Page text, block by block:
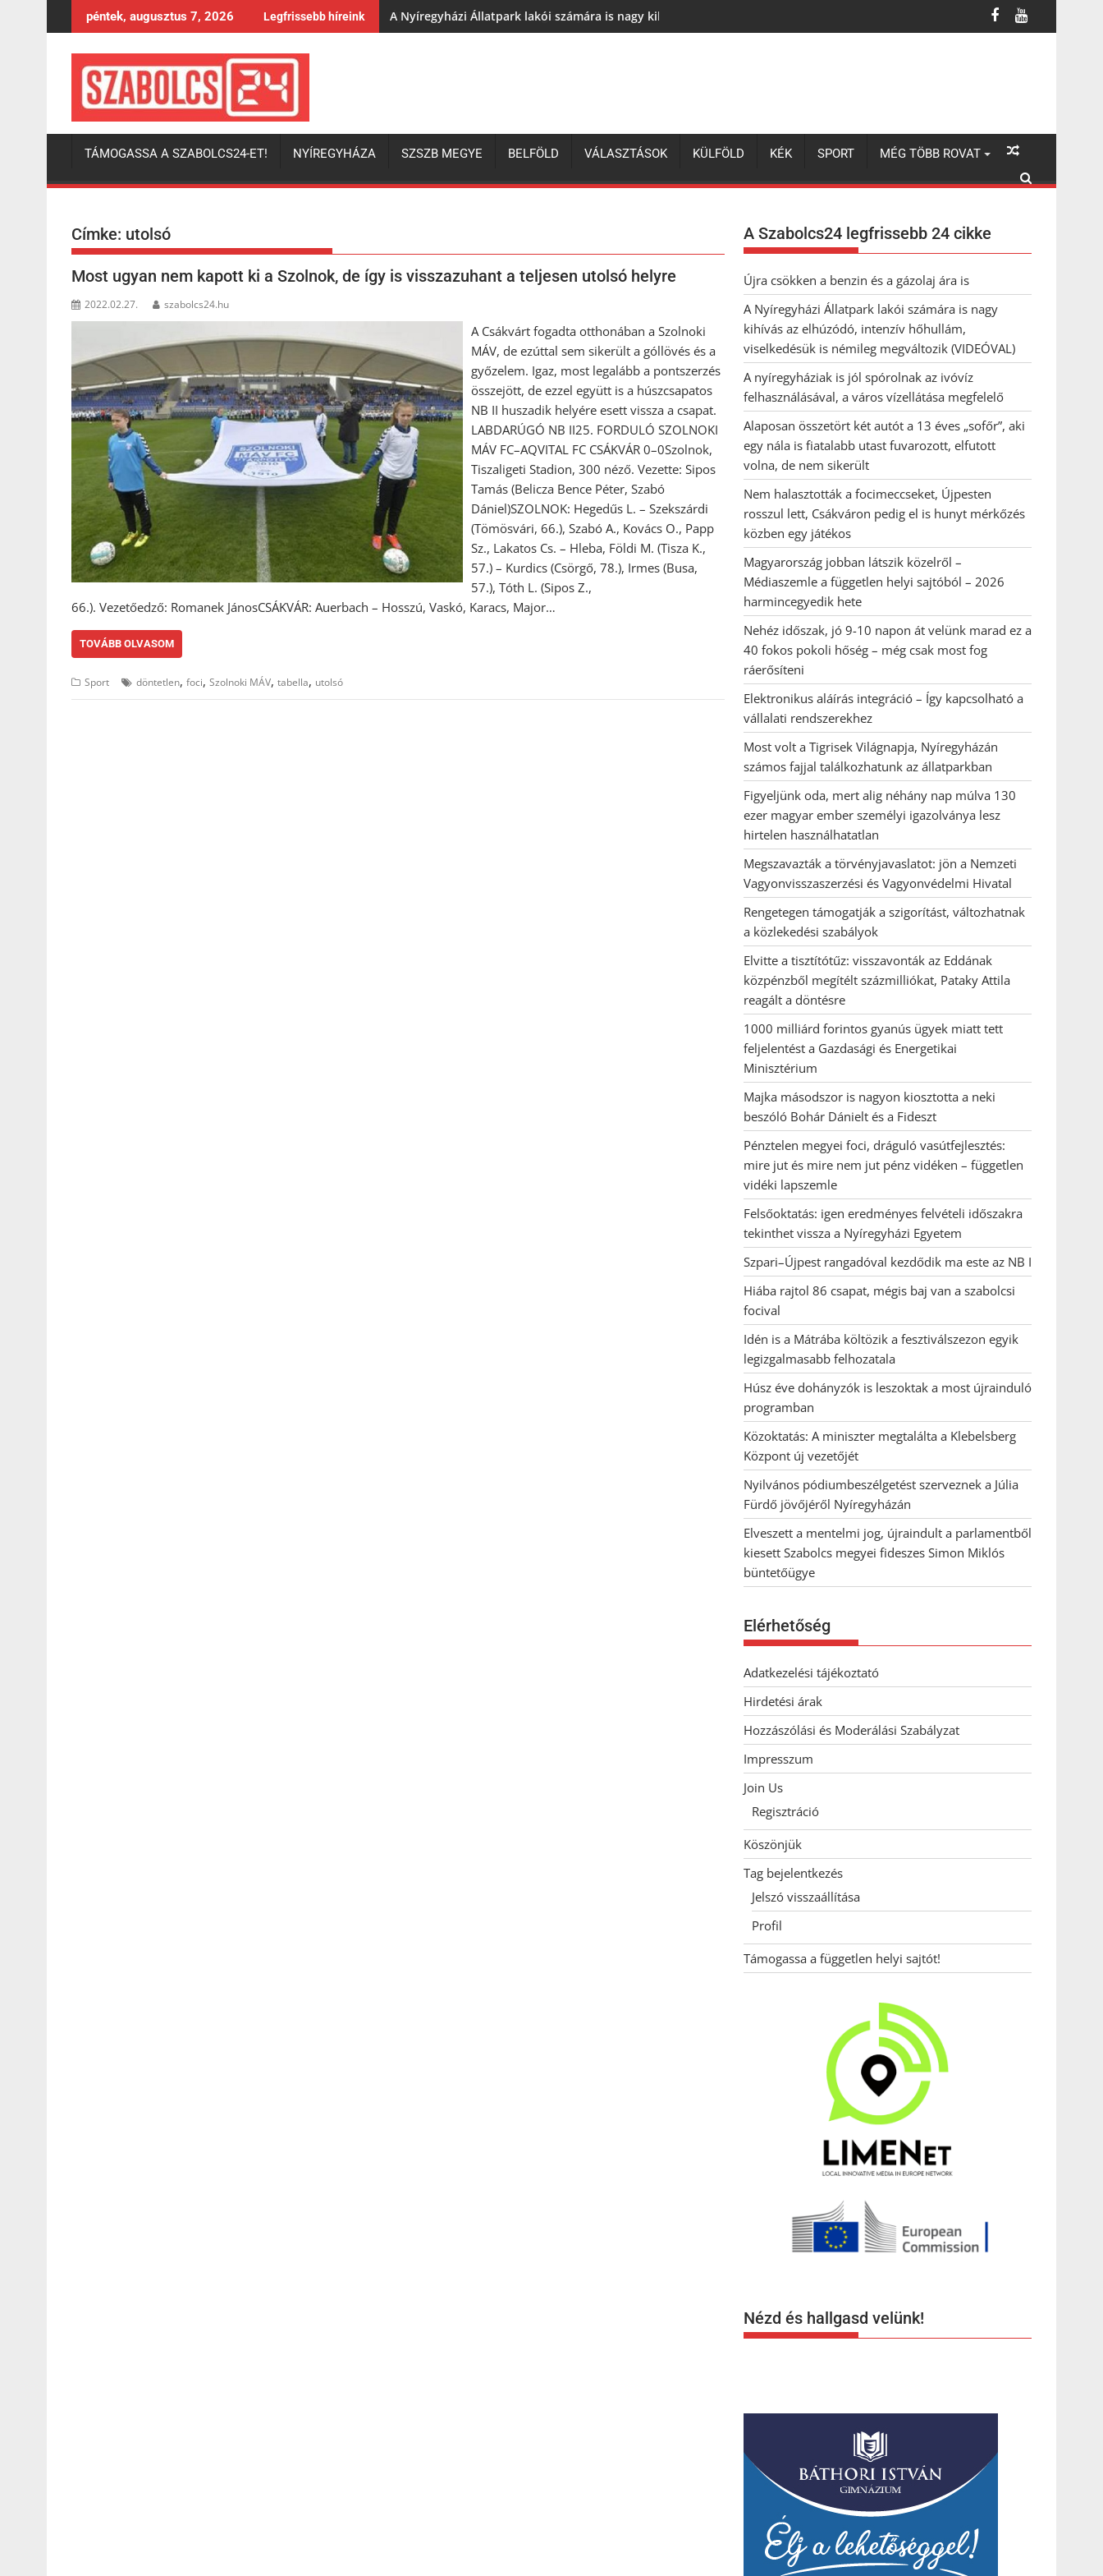
to
péntek, augusztus 7, 2026 Legfrissebb híreink A Nyíregyházi Állatpark lakói számára is nagy kihívás az elhúzódó, intenzív hőhullám, viselkedésük is némileg megváltozik
TÁMOGASSA A SZABOLCS24-ET! NYÍREGYHÁZA SZSZB MEGYE BELFÖLD VÁLASZTÁSOK KÜLFÖLD KÉK SPORT MÉG TÖBB ROVAT
Címke: utolsó
Most ugyan nem kapott ki a Szolnok, de így is visszazuhant a teljesen utolsó helyre
2022.02.27. szabolcs24.hu
A Csákvárt fogadta otthonában a Szolnoki
MÁV, de ezúttal sem sikerült a góllövés és a
győzelem. Igaz, most legalább a pontszerzés
összejött, de ezzel együtt is a húszcsapatos
NB II huszadik helyére esett vissza a csapat.
LABDARÚGÓ NB II25. FORDULÓ SZOLNOKI
MÁV FC–AQVITAL FC CSÁKVÁR 0–0Szolnok,
Tiszaligeti Stadion, 300 néző. Vezette: Sipos
Tamás (Belicza Bence Péter, Szabó
Dániel)SZOLNOK: Hegedűs L. – Szekszárdi
(Tömösvári, 66.), Szabó A., Kovács O., Papp
Sz., Lakatos Cs. – Hleba, Földi M. (Tisza K.,
57.) – Kurdics (Csörgő, 78.), Irmes (Busa,
57.), Tóth L. (Sipos Z.,
66.). Vezetőedző: Romanek JánosCSÁKVÁR: Auerbach – Hosszú, Vaskó, Karacs, Major…
TOVÁBB OLVASOM
Sport döntetlen, foci, Szolnoki MÁV, tabella, utolsó
A Szabolcs24 legfrissebb 24 cikke
Újra csökken a benzin és a gázolaj ára is
A Nyíregyházi Állatpark lakói számára is nagy
kihívás az elhúzódó, intenzív hőhullám,
viselkedésük is némileg megváltozik (VIDEÓVAL)
A nyíregyháziak is jól spórolnak az ivóvíz
felhasználásával, a város vízellátása megfelelő
Alaposan összetört két autót a 13 éves „sofőr”, aki
egy nála is fiatalabb utast fuvarozott, elfutott
volna, de nem sikerült
Nem halasztották a focimeccseket, Újpesten
rosszul lett, Csákváron pedig el is hunyt mérkőzés
közben egy játékos
Magyarország jobban látszik közelről –
Médiaszemle a független helyi sajtóból – 2026
harmincegyedik hete
Nehéz időszak, jó 9-10 napon át velünk marad ez a
40 fokos pokoli hőség – még csak most fog
ráerősíteni
Elektronikus aláírás integráció – Így kapcsolható a
vállalati rendszerekhez
Most volt a Tigrisek Világnapja, Nyíregyházán
számos fajjal találkozhatunk az állatparkban
Figyeljünk oda, mert alig néhány nap múlva 130
ezer magyar ember személyi igazolványa lesz
hirtelen használhatatlan
Megszavazták a törvényjavaslatot: jön a Nemzeti
Vagyonvisszaszerzési és Vagyonvédelmi Hivatal
Rengetegen támogatják a szigorítást, változhatnak
a közlekedési szabályok
Elvitte a tisztítótűz: visszavonták az Eddának
közpénzből megítélt százmilliókat, Pataky Attila
reagált a döntésre
1000 milliárd forintos gyanús ügyek miatt tett
feljelentést a Gazdasági és Energetikai
Minisztérium
Majka másodszor is nagyon kiosztotta a neki
beszóló Bohár Dánielt és a Fideszt
Pénztelen megyei foci, dráguló vasútfejlesztés:
mire jut és mire nem jut pénz vidéken – független
vidéki lapszemle
Felsőoktatás: igen eredményes felvételi időszakra
tekinthet vissza a Nyíregyházi Egyetem
Szpari–Újpest rangadóval kezdődik ma este az NB I
Hiába rajtol 86 csapat, mégis baj van a szabolcsi
focival
Idén is a Mátrába költözik a fesztiválszezon egyik
legizgalmasabb felhozatala
Húsz éve dohányzók is leszoktak a most újrainduló
programban
Közoktatás: A miniszter megtalálta a Klebelsberg
Központ új vezetőjét
Nyilvános pódiumbeszélgetést szerveznek a Júlia
Fürdő jövőjéről Nyíregyházán
Elveszett a mentelmi jog, újraindult a parlamentből
kiesett Szabolcs megyei fideszes Simon Miklós
büntetőügye
Elérhetőség
Adatkezelési tájékoztató
Hirdetési árak
Hozzászólási és Moderálási Szabályzat
Impresszum
Join Us
Regisztráció
Köszönjük
Tag bejelentkezés
Jelszó visszaállítása
Profil
Támogassa a független helyi sajtót!
Nézd és hallgasd velünk!